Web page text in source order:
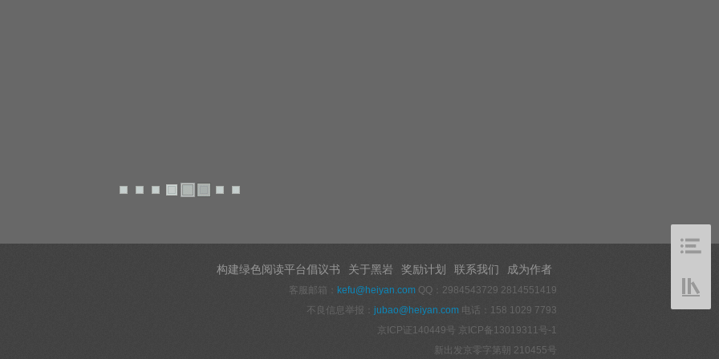
构建绿色阅读平台倡议书 关于黑岩 奖励计划 联系我们 成为作者
客服邮箱： kefu@heiyan.com QQ：2984543729 2814551419
不良信息举报： jubao@heiyan.com 电话：158 1029 7793
京ICP证140449号 京ICP备13019311号-1
新出发京零字第朝 210455号